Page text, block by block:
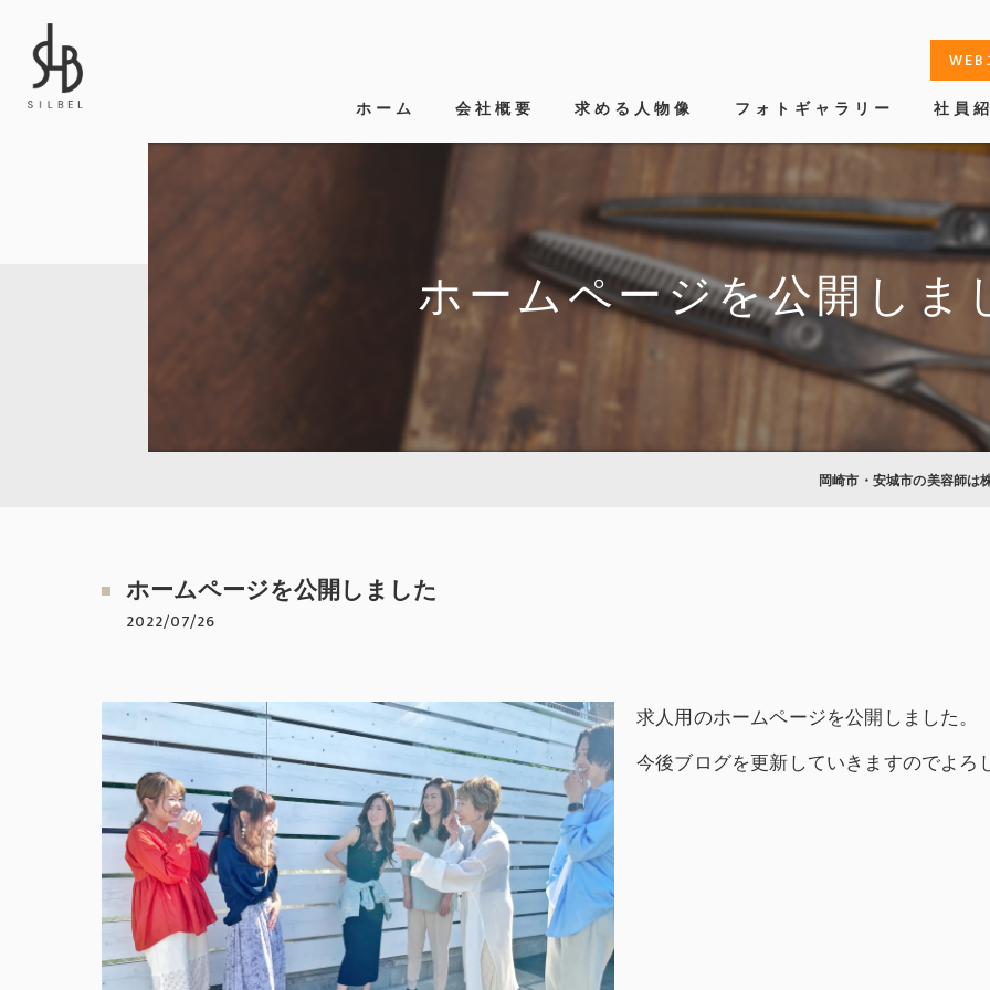
ホーム 会社概要
ビジョン
事業案内
求める人物像 フォトギャラリー 社員
ホームページを公開しま
岡崎市・安城市の美容師は
ホームページを公開しました
2022/07/26
求人用のホームページを公開しました。
今後ブログを更新していきますのでよろ